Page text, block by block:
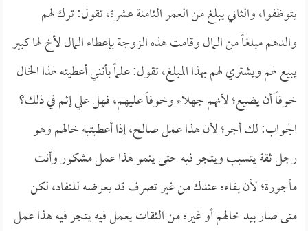
يتوظفوا، والثاني يبلغ من العمر الثامنة عشرة، تقول: ترك لهم
والدهم مبلغاً من المال وقامت هذه الزوجة بإعطاء المال لأخ لها كبير
يبيع لهم ويشتري لهم بهذا المبلغ، تقول: علماً بأنني أعطيته لهذا الخال
خوفاً أن يضيع؛ لأنهم جهلاء وخوفاً عليهم، فهل علي إثم في ذلك؟
الجواب: لك أجر؛ لأن هذا عمل صالح، إذا أعطيتيه خالهم وهو
رجل ثقة يتسبب ويتجر فيه حتى ينمو هذا عمل مشكور وأنت
مأجورة؛ لأن بقاءه عندك من غير تصرف قد يعرضه للنفاد، لكن
متى صار بيد خالهم أو غيره من الثقات يعمل فيه يتجر فيه هذا عمل